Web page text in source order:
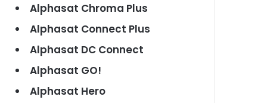
Alphasat Chroma Plus
Alphasat Connect Plus
Alphasat DC Connect
Alphasat GO!
Alphasat Hero